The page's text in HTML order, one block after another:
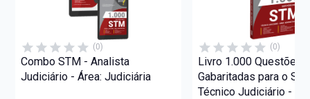
(0)
Combo STM - Analista
Judiciário - Área: Judiciária
(0)
Livro 1.000 Questões
Gabaritadas para o
Técnico Judiciário -